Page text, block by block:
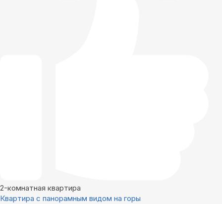
2-комнатная квартира
Квaртира с пaноpaмным видoм нa гoры